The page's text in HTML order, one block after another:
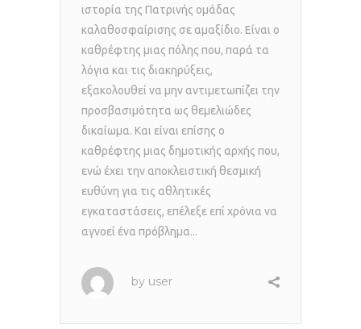
ιστορία της Πατρινής ομάδας
καλαθοσφαίρισης σε αμαξίδιο. Είναι ο
καθρέφτης μιας πόλης που, παρά τα
λόγια και τις διακηρύξεις,
εξακολουθεί να μην αντιμετωπίζει την
προσβασιμότητα ως θεμελιώδες
δικαίωμα. Και είναι επίσης ο
καθρέφτης μιας δημοτικής αρχής που,
ενώ έχει την αποκλειστική θεσμική
ευθύνη για τις αθλητικές
εγκαταστάσεις, επέλεξε επί χρόνια να
αγνοεί ένα πρόβλημα...
by user